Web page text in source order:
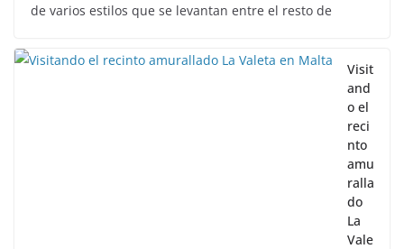
de varios estilos que se levantan entre el resto de
Visit
and
o el
reci
nto
amu
ralla
do
La
Vale